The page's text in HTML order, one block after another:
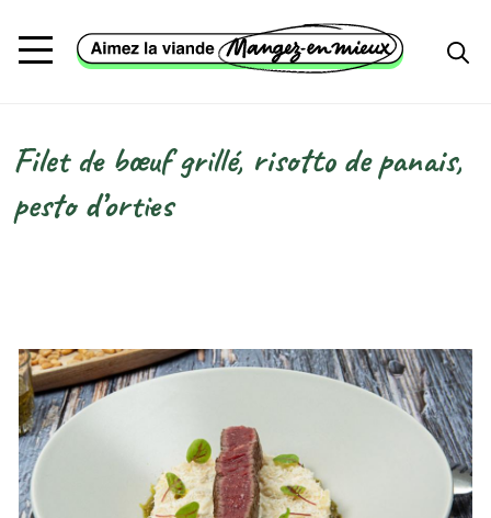
Fil d'Ariane
Filet de bœuf grillé, risotto de panais,
pesto d’orties